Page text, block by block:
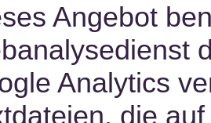
Angebot
Analytics
die